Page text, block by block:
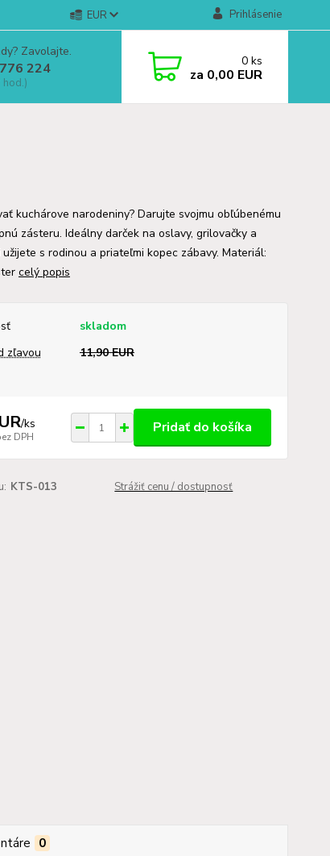
EUR Prihlásenie
Zavolajte.
224 0 ks
za 0,00 EUR
kuchárove narodeniny? Darujte svojmu obľúbenému
zásteru. Ideálny darček na oslavy, grilovačky a
s rodinou a priateľmi kopec zábavy. Materiál:
celý popis
skladom
zľavou
11,90 EUR
/ks
DPH
Pridať do košíka
KTS-013 Strážiť cenu / dostupnosť
0